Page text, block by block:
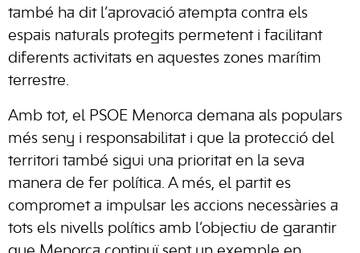
també ha dit l’aprovació atempta contra els
espais naturals protegits permetent i facilitant
diferents activitats en aquestes zones marítim
terrestre.
Amb tot, el PSOE Menorca demana als populars
més seny i responsabilitat i que la protecció del
territori també sigui una prioritat en la seva
manera de fer política. A més, el partit es
compromet a impulsar les accions necessàries a
tots els nivells polítics amb l’objectiu de garantir